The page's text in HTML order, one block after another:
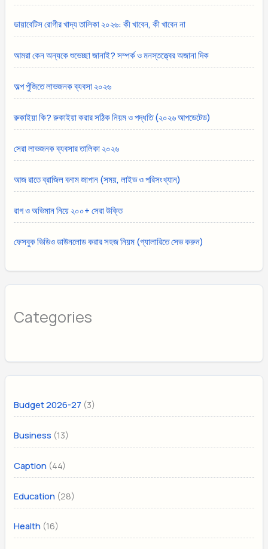
ডায়াবেটিস রোগীর খাদ্য তালিকা ২০২৬: কী খাবেন, কী খাবেন না
আমরা কেন অন্যকে শুভেচ্ছা জানাই? সম্পর্ক ও মনস্তত্ত্বের অজানা দিক
অল্প পুঁজিতে লাভজনক ব্যবসা ২০২৬
রুকাইয়া কি? রুকাইয়া করার সঠিক নিয়ম ও পদ্ধতি (২০২৬ আপডেটেড)
সেরা লাভজনক ব্যবসার তালিকা ২০২৬
আজ রাতে ব্রাজিল বনাম জাপান (সময়, লাইভ ও পরিসংখ্যান)
রাগ ও অভিমান নিয়ে ২০০+ সেরা উক্তি
ফেসবুক ভিডিও ডাউনলোড করার সহজ নিয়ম (গ্যালারিতে সেভ করুন)
Categories
Budget 2026-27 (3)
Business (13)
Caption (44)
Education (28)
Health (16)